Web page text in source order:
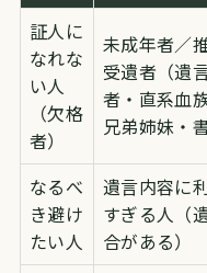
証人に
なれな
い人
（欠格
者）
未成年者／
受遺者（遺
者・直系血
兄弟姉妹・
なるべ
き避け
たい人
遺言内容に
すぎる人（
合がある）